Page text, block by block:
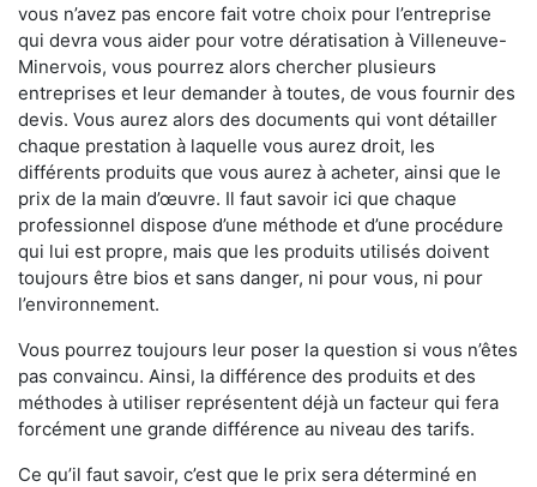
vous n’avez pas encore fait votre choix pour l’entreprise
qui devra vous aider pour votre dératisation à Villeneuve-
Minervois, vous pourrez alors chercher plusieurs
entreprises et leur demander à toutes, de vous fournir des
devis. Vous aurez alors des documents qui vont détailler
chaque prestation à laquelle vous aurez droit, les
différents produits que vous aurez à acheter, ainsi que le
prix de la main d’œuvre. Il faut savoir ici que chaque
professionnel dispose d’une méthode et d’une procédure
qui lui est propre, mais que les produits utilisés doivent
toujours être bios et sans danger, ni pour vous, ni pour
l’environnement.
Vous pourrez toujours leur poser la question si vous n’êtes
pas convaincu. Ainsi, la différence des produits et des
méthodes à utiliser représentent déjà un facteur qui fera
forcément une grande différence au niveau des tarifs.
Ce qu’il faut savoir, c’est que le prix sera déterminé en